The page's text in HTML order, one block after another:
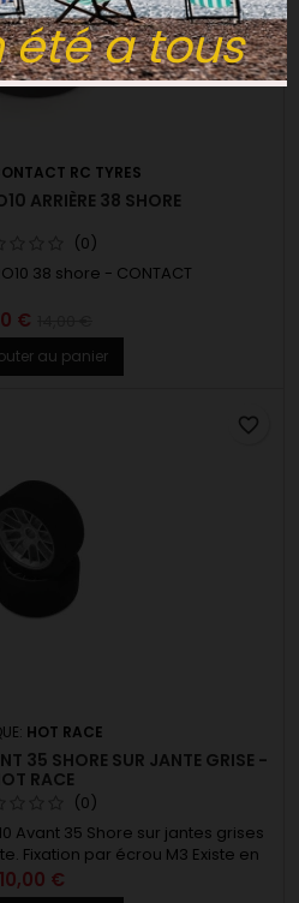
RC TYRES
ARRIÈRE 38 SHORE
(0)
38 shore - CONTACT
€
au panier
HOT RACE
35 SHORE SUR JANTE GRISE -
RACE
(0)
Avant 35 Shore sur jantes grises
Fixation par écrou M3 Existe en
dureté.
10,00 €
favorite_border
été a tous